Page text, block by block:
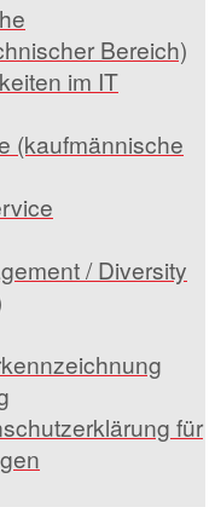
Bereich)
im IT
(kaufmännische
/ Diversity
für